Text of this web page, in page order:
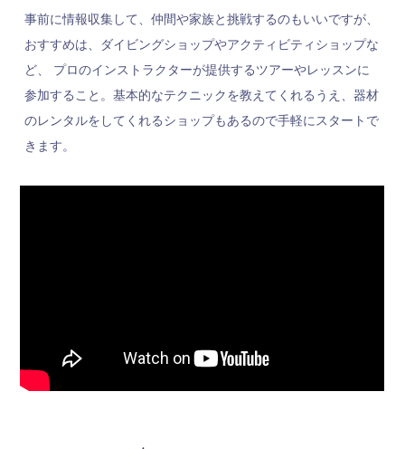
事前に情報収集して、仲間や家族と挑戦するのもいいですが、
おすすめは、ダイビングショップやアクティビティショップな
ど、 プロのインストラクターが提供するツアーやレッスンに
参加すること。基本的なテクニックを教えてくれるうえ、器材
のレンタルをしてくれるショップもあるので手軽にスタートで
きます。